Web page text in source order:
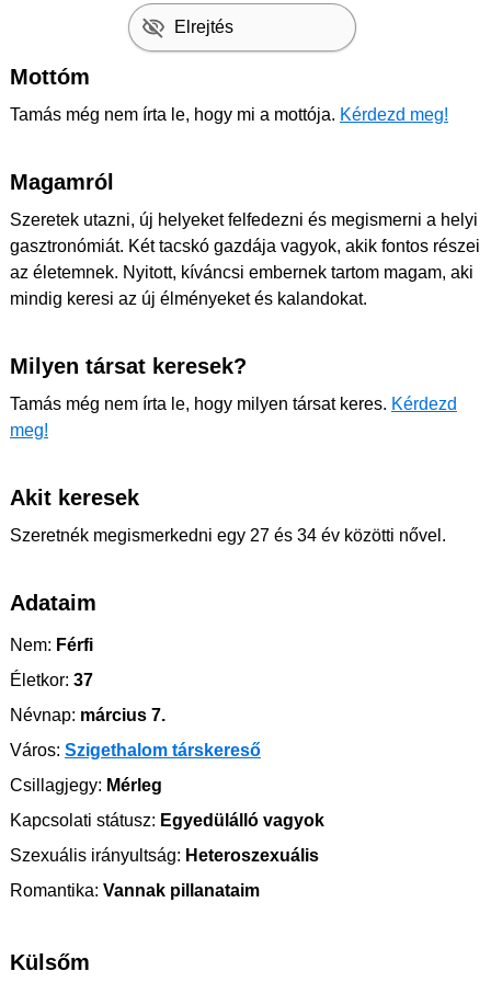
Elrejtés
Mottóm
Tamás még nem írta le, hogy mi a mottója. Kérdezd meg!
Magamról
Szeretek utazni, új helyeket felfedezni és megismerni a helyi
gasztronómiát. Két tacskó gazdája vagyok, akik fontos részei
az életemnek. Nyitott, kíváncsi embernek tartom magam, aki
mindig keresi az új élményeket és kalandokat.
Milyen társat keresek?
Tamás még nem írta le, hogy milyen társat keres. Kérdezd
meg!
Akit keresek
Szeretnék megismerkedni egy 27 és 34 év közötti nővel.
Adataim
Nem: Férfi
Életkor: 37
Névnap: március 7.
Város: Szigethalom társkereső
Csillagjegy: Mérleg
Kapcsolati státusz: Egyedülálló vagyok
Szexuális irányultság: Heteroszexuális
Romantika: Vannak pillanataim
Külsőm